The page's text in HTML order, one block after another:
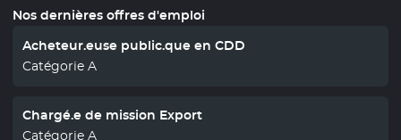
Nos dernières offres d'emploi
Acheteur.euse public.que en CDD
Catégorie A
Chargé.e de mission Export
Catégorie A